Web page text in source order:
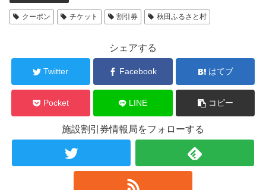
クーポン チケット 割引券 秋田ふるさと村
シェアする
Twitter Facebook はてブ
Pocket LINE コピー
施設割引券情報局をフォローする